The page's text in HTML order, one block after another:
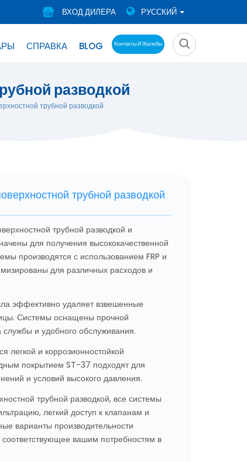
ВХОД ДИЛЕРА РУССКИЙ
СПРАВКА BLOG Контакты И Жалобы
разводкой
трубной разводкой
трубной разводкой
трубной разводкой и
для получения высококачественной
производятся с использованием FRP и
для различных расходов и
эффективно удаляет взвешенные
Системы оснащены прочной
службы и удобного обслуживания.
легкой и коррозионностойкой
покрытием ST-37 подходят для
и условий высокого давления.
трубной разводкой, все системы
легкий доступ к клапанам и
варианты производительности
вашим потребностям в